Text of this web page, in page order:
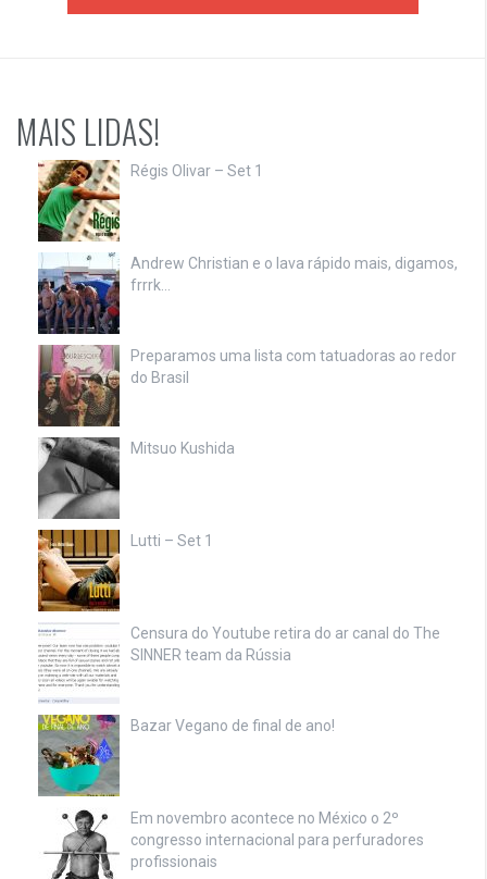
MAIS LIDAS!
Régis Olivar – Set 1
Andrew Christian e o lava rápido mais, digamos,
frrrk…
Preparamos uma lista com tatuadoras ao redor
do Brasil
Mitsuo Kushida
Lutti – Set 1
Censura do Youtube retira do ar canal do The
SINNER team da Rússia
Bazar Vegano de final de ano!
Em novembro acontece no México o 2º
congresso internacional para perfuradores
profissionais